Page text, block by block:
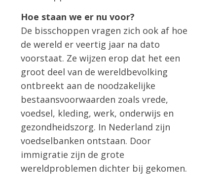
Hoe staan we er nu voor?
De bisschoppen vragen zich ook af hoe
de wereld er veertig jaar na dato
voorstaat. Ze wijzen erop dat het een
groot deel van de wereldbevolking
ontbreekt aan de noodzakelijke
bestaansvoorwaarden zoals vrede,
voedsel, kleding, werk, onderwijs en
gezondheidszorg. In Nederland zijn
voedselbanken ontstaan. Door
immigratie zijn de grote
wereldproblemen dichter bij gekomen.